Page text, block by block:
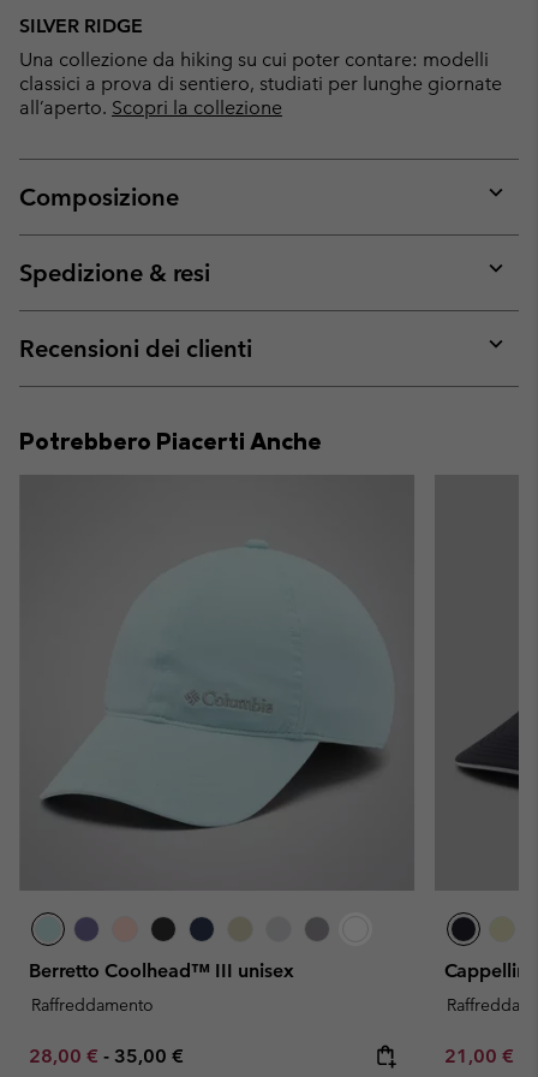
SILVER RIDGE
Una collezione da hiking su cui poter contare: modelli
classici a prova di sentiero, studiati per lunghe giornate
all’aperto. Scopri la collezione
Composizione
or
Spedizione & resi
or
Recensioni dei clienti
or
Potrebbero Piacerti Anche
Berretto Coolhead™ III unisex
Raffreddamento
Minimum sale price:
28,00 € - Maximum price:
35,00 € Minimum
21,00 €